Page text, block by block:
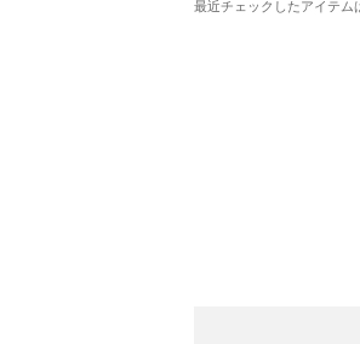
最近チェックしたアイテム